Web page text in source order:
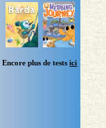
Encore plus de testsici